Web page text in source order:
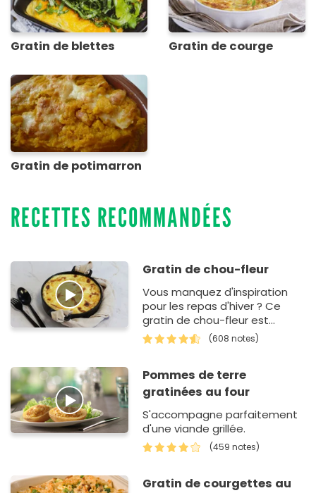
Gratin de blettes Gratin de courge
Gratin de potimarron
RECETTES RECOMMANDÉES
Gratin de chou-fleur
Vous manquez d'inspiration
pour les repas d'hiver ? Ce
gratin de chou-fleur est
parfait pour casser la routine
du classique gratin de
(608 notes)
Pommes de terre
gratinées au four
S'accompagne parfaitement
d'une viande grillée.
(459 notes)
Gratin de courgettes au